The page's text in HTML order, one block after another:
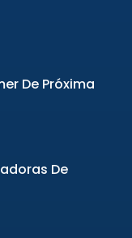
De Próxima
De